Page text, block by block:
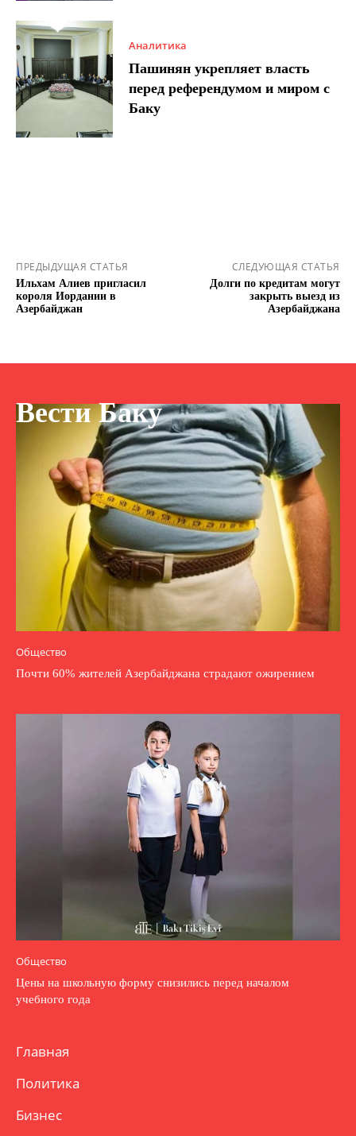
Аналитика
Пашинян укрепляет власть
перед референдумом и миром с
Баку
ПРЕДЫДУЩАЯ СТАТЬЯ
Ильхам Алиев пригласил
короля Иордании в
Азербайджан
СЛЕДУЮЩАЯ СТАТЬЯ
Долги по кредитам могут
закрыть выезд из
Азербайджана
Вести Баку
Общество
Почти 60% жителей Азербайджана страдают ожирением
Общество
Цены на школьную форму снизились перед началом
учебного года
Главная
Политика
Бизнес